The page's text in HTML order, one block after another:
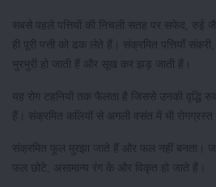
सबसे पहले पत्तियों की निचली सतह पर सफेद,
ही पूरी पत्ती को ढक लेते हैं। संक्रमित पत्तियाँ
भुरभुरी हो जाती हैं और सूख कर झड़ जाती हैं।
यह रोग टहनियों तक फैलता है जिससे उनकी वृद्धि
हैं। संक्रमित कलियों से अगली वसंत में भी
संक्रमित फूल मुरझा जाते हैं और फल नहीं बनता।
फल छोटे, असामान्य रंग के और विकृत हो जाते हैं।